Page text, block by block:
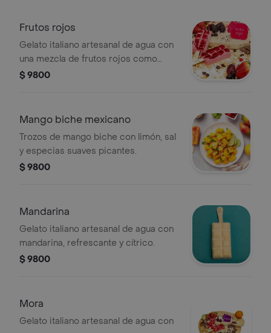
Frutos rojos
Gelato italiano artesanal de agua con
una mezcla de frutos rojos como
fresas y moras.
$ 9800
Mango biche mexicano
Trozos de mango biche con limón, sal
y especias suaves picantes.
$ 9800
Mandarina
Gelato italiano artesanal de agua con
mandarina, refrescante y cítrico.
$ 9800
Mora
Gelato italiano artesanal de agua con